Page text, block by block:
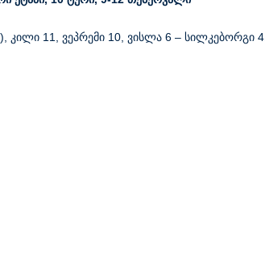
კილი 11, ვეპრემი 10, ვისლა 6 – სილკებორგი 4.